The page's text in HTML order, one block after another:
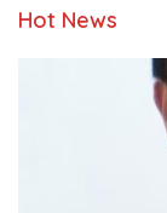
Hot News